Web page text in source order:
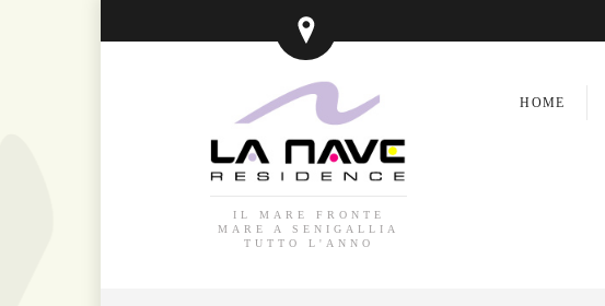
IL MARE FRONTE
MARE A SENIGALLIA
TUTTO L'ANNO
HOME